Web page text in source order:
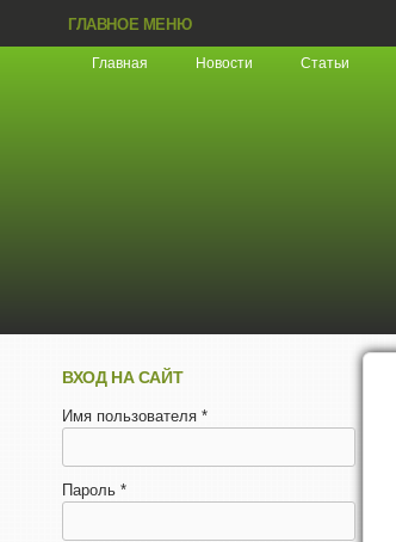
ГЛАВНОЕ МЕНЮ
Главная Новости Статьи
ВХОД НА САЙТ
Имя пользователя *
Пароль *